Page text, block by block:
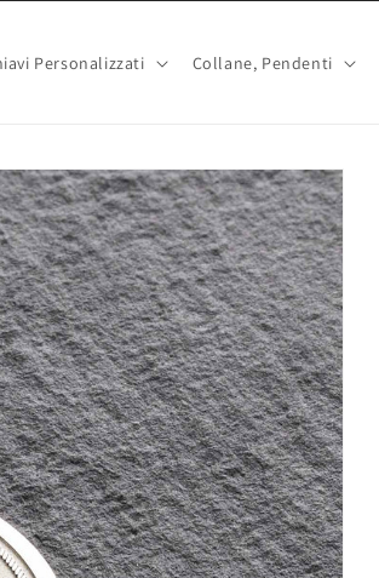
Personalizzati Collane, Pendenti